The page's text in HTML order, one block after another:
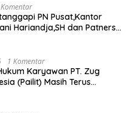
PN Pusat,Kantor
Hariandja,SH dan Patners
1 Komentar
Karyawan PT. Zug
(Pailit) Masih Terus